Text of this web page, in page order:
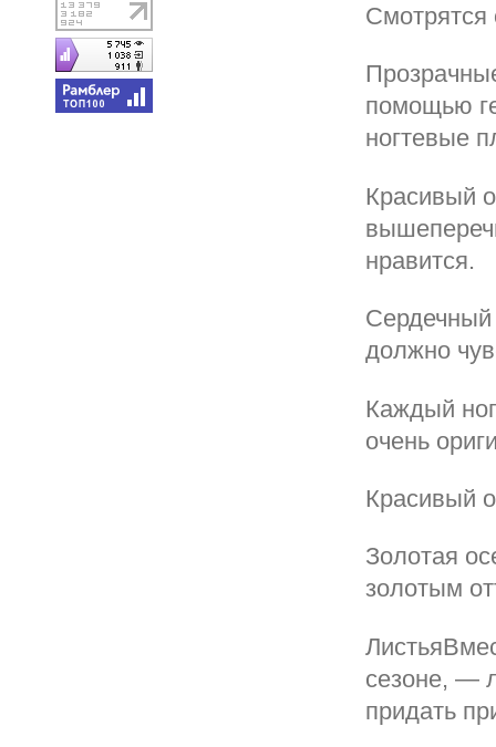
Смотрятся
помощью
ногтевые
Красивый
нравится.
Сердечный
должно
Каждый
очень
Красивый
Золотая
золотым
сезоне, —
придать